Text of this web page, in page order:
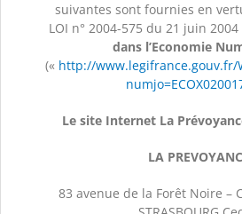
suivantes sont fournies en
LOI n° 2004-575 du 21 juin
dans l’Economie
(« http://www.legifrance.gouv.fr/
Le site Internet La
LA
83 avenue de la Forêt Noire –